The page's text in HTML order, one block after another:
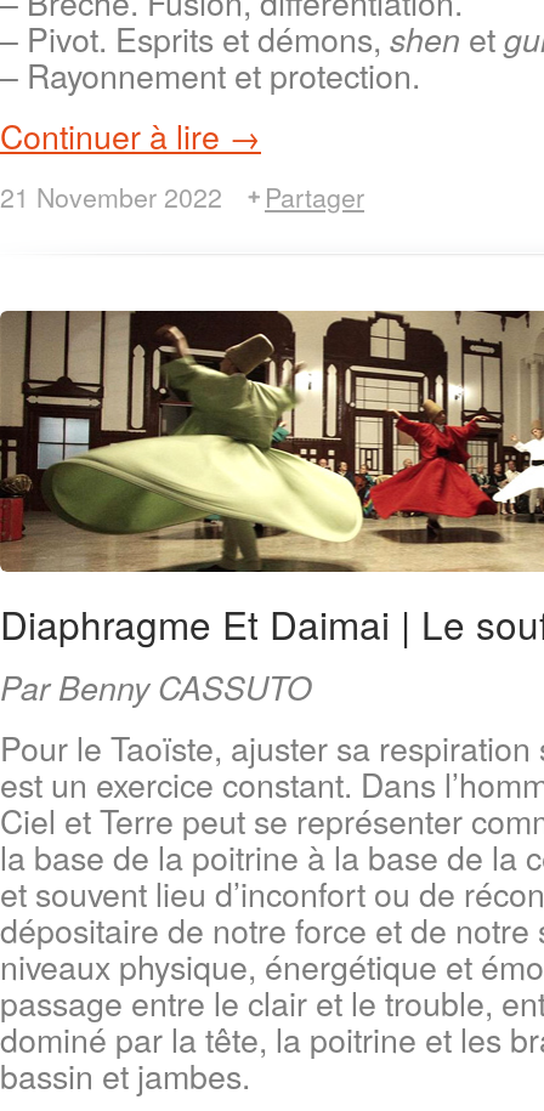
– Pivot. Esprits et démons, shen et
– Rayonnement et protection.
Continuer à lire →
21 November 2022 Partager
Diaphragme Et Daimai | Le
Par Benny CASSUTO
Pour le Taoïste, ajuster sa
est un exercice constant. Dans
Ciel et Terre peut se représenter
la base de la poitrine à la base de la
et souvent lieu d’inconfort ou de
dépositaire de notre force et de notre
niveaux physique, énergétique et
passage entre le clair et le trouble,
dominé par la tête, la poitrine et les
bassin et jambes.